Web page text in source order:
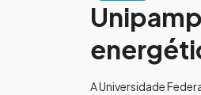
A Universidade